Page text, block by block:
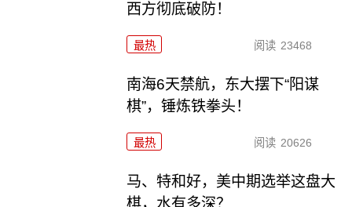
西方彻底破防！
最热 阅读 23468
南海6天禁航，东大摆下“阳谋
棋”，锤炼铁拳头！
最热 阅读 20626
马、特和好，美中期选举这盘大
棋，水有多深？